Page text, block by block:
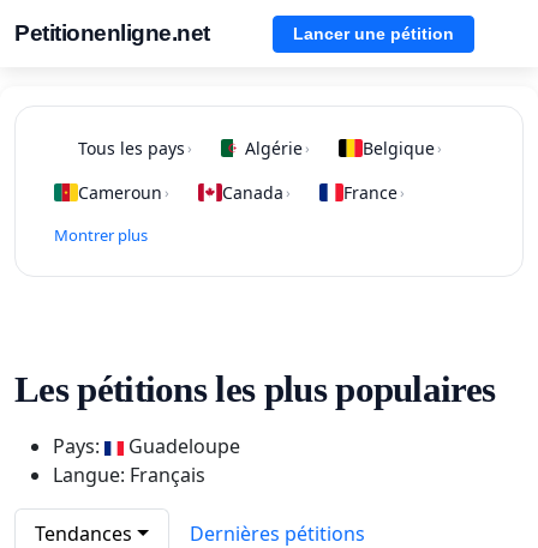
Petitionenligne.net Lancer une pétition
Tous les pays › Algérie› Belgique›
Cameroun › Canada › France›
Montrer plus
Les pétitions les plus populaires
Pays:
Guadeloupe
Langue: Français
Tendances Dernières pétitions